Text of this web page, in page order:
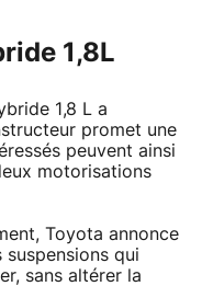
1,8L
1,8 L a
promet une
peuvent ainsi
motorisations
Toyota annonce
qui
sans altérer la